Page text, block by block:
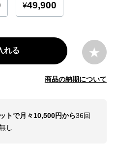
れる
商品の納期について
トで月々10,500円から36回
し